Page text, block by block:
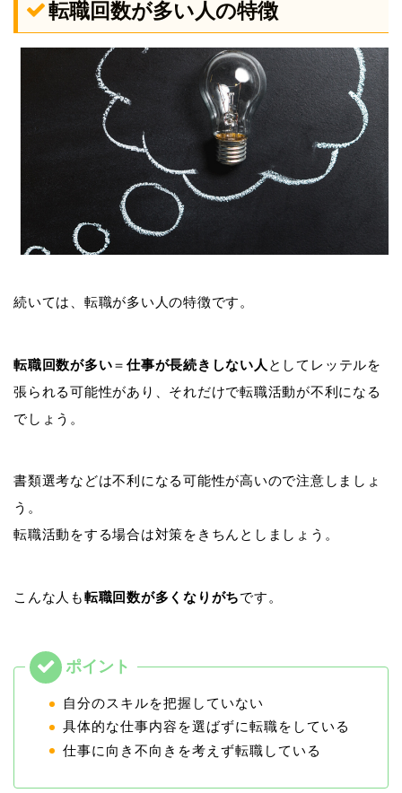
転職回数が多い人の特徴
続いては、転職が多い人の特徴です。
転職回数が多い＝仕事が長続きしない人 としてレッテルを
張られる可能性があり、それだけで転職活動が不利になる
でしょう。
書類選考などは不利になる可能性が高いので注意しましょ
う。
転職活動をする場合は対策をきちんとしましょう。
こんな人も転職回数が多くなりがちです。
自分のスキルを把握していない
具体的な仕事内容を選ばずに転職をしている
仕事に向き不向きを考えず転職している